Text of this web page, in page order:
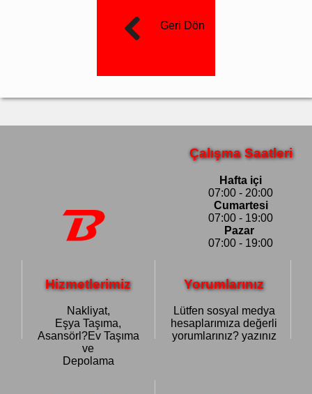
Geri Dön
Çalışma Saatleri
Hafta içi
07:00 - 20:00
Cumartesi
07:00 - 19:00
Pazar
07:00 - 19:00
Hizmetlerimiz
Nakliyat,
Eşya Taşıma,
Asansörl?Ev Taşıma
ve
Depolama
Yorumlarınız
Lütfen sosyal medya
hesaplarımıza değerli
yorumlarınız? yazınız